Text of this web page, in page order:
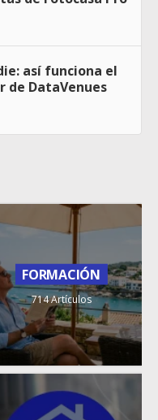
así funciona el
de DataVenues
FORMACIÓN
714 Artículos